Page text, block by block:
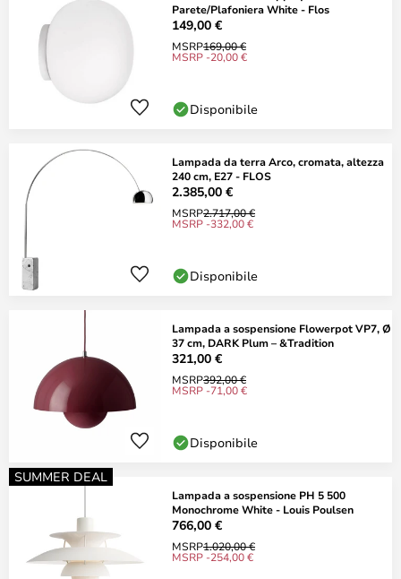
Parete/Plafoniera White - Flos
149,00 €
MSRP169,00 €
MSRP -20,00 €
Disponibile
Lampada da terra Arco, cromata, altezza
240 cm, E27 - FLOS
2.385,00 €
MSRP2.717,00 €
MSRP -332,00 €
Disponibile
Lampada a sospensione Flowerpot VP7, Ø
37 cm, DARK Plum – &Tradition
321,00 €
MSRP392,00 €
MSRP -71,00 €
Disponibile
SUMMER DEAL
Lampada a sospensione PH 5 500
Monochrome White - Louis Poulsen
766,00 €
MSRP1.020,00 €
MSRP -254,00 €